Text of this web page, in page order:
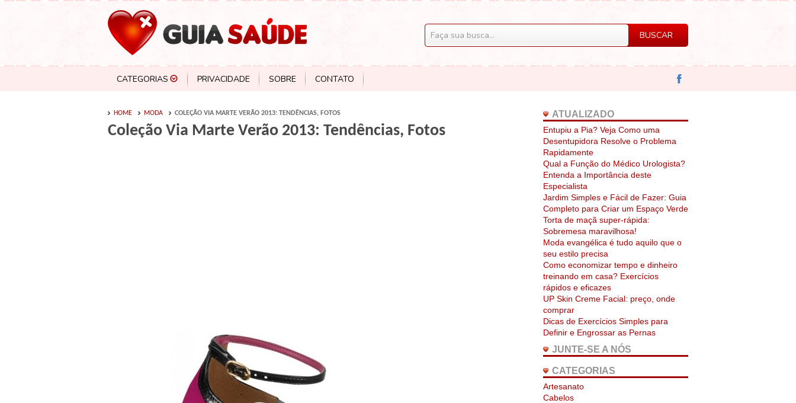
CATEGORIAS PRIVACIDADE SOBRE CONTATO
HOME MODA COLEÇÃO VIA MARTE VERÃO 2013: TENDÊNCIAS, FOTOS
Coleção Via Marte Verão 2013: Tendências, Fotos
ATUALIZADO
Entupiu a Pia? Veja Como uma
Desentupidora Resolve o Problema
Rapidamente
Qual a Função do Médico Urologista?
Entenda a Importância deste
Especialista
Jardim Simples e Fácil de Fazer: Guia
Completo para Criar um Espaço Verde
Torta de maçã super-rápida:
Sobremesa maravilhosa!
Moda evangélica é tudo aquilo que o
seu estilo precisa
Como economizar tempo e dinheiro
treinando em casa? Exercícios
rápidos e eficazes
UP Skin Creme Facial: preço, onde
comprar
Dicas de Exercícios Simples para
Definir e Engrossar as Pernas
JUNTE-SE A NÓS
CATEGORIAS
Artesanato
Cabelos